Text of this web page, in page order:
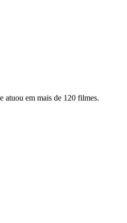
atuou em mais de 120 filmes.